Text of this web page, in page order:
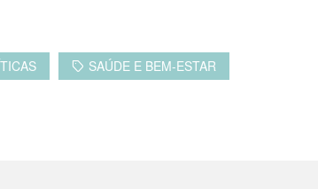
SAÚDE E BEM-ESTAR